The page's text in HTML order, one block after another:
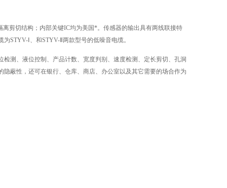
剪切结构；内部关键IC均为美国*。传感器的输出具有两线联接特
STYV-Ⅰ、和STYV-Ⅱ两款型号的低噪音电缆。
测、液位控制、产品计数、宽度判别、速度检测、定长剪切、孔洞
蔽性，还可在银行、仓库、商店、办公室以及其它需要的场合作为